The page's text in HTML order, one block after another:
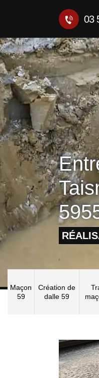
03
Maçon
59
Création de
dalle 59